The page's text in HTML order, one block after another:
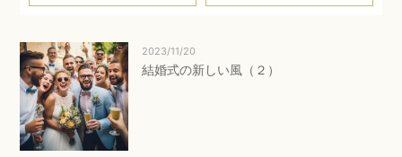
2023/11/20
結婚式の新しい風（２）